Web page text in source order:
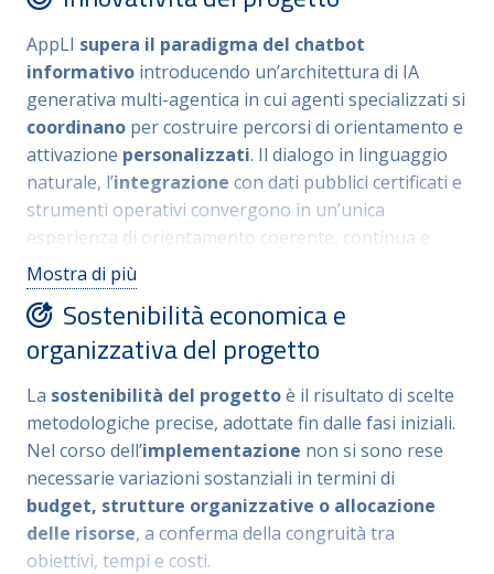
gestisconotransizioni complessequali formazione
e inclusione sociale. L’approccio di co-design , la
governance strutturata dell’IA, l’assenza di vincoli
tecnologici proprietari e l’integrazione con SPID/CIE
ne rafforzano l’adottabilità da parte di altre
amministrazioni in ambito nazionale ed in contesti
normativi e istituzionali differenti.
AppLI supera il paradigma del chatbot
informativo introducendo un’architettura di IA
generativa multi-agentica in cui agenti specializzati si
coordinano per costruire percorsi di orientamento e
attivazione personalizzati. Il dialogo in linguaggio
naturale, l’integrazione con dati pubblici certificati e
strumenti operativi convergono in un’unica
esperienza di orientamento coerente, continua e
interattiva.
La metodologia si fonda suco-design con Regioni,
Centri per l’Impiego e utenti finali
sperimentazione progressiva e monitoraggio
sistematico dei risultati. L’innovazioneè al tempo
stesso tecnologica, organizzativa e di policy.AppLI
opera, inoltre, comelaboratorio istituzionaledi
governance responsabile dell’IA e palestra di
alfabetizzazione pratica per i cittadini, generando
simultaneamentevalore di servizioe sviluppo di
competenze. Nel panorama pubblico europeo,
Mostra di più
Sostenibilità economica e
organizzativa del progetto
La sostenibilità del progettoè il risultato di scelte
metodologiche precise, adottate fin dalle fasi iniziali.
Nel corso dell’implementazione non si sono rese
necessarie variazioni sostanziali in termini di
budget, strutture organizzative o allocazione
delle risorse, a conferma della congruità tra
obiettivi, tempi e costi.